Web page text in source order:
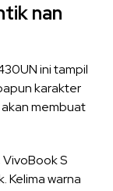
nan
ini tampil
karakter
akan membuat
VivoBook S
Kelima warna